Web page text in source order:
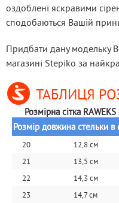
оздоблені яскравими
сподобаються Вашій
Придбати дану модельку
магазині Stepiko за
ТАБЛИЦЯ
Розмірна сітка RAWEKS
Розмір довжина стельки в
20
12,8 см
21
13,5 см
22
14,3 см
23
14,7 см